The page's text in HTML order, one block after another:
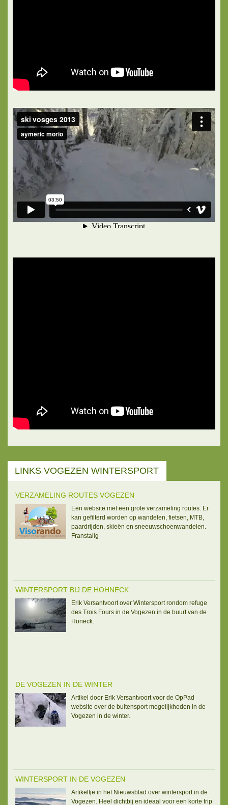
LINKS VOGEZEN WINTERSPORT
VERZAMELING ROUTES VOGEZEN
Een website met een grote verzameling routes. Er
kan gefilterd worden op wandelen, fietsen, MTB,
paardrijden, skieën en sneeuwschoenwandelen.
Franstalig
WINTERSPORT BIJ DE HOHNECK
Erik Versantvoort over Wintersport rondom refuge
des Trois Fours in de Vogezen in de buurt van de
Honeck.
DE VOGEZEN IN DE WINTER
Artikel door Erik Versantvoort voor de OpPad
website over de buitensport mogelijkheden in de
Vogezen in de winter.
WINTERSPORT IN DE VOGEZEN
Artikeltje in het Nieuwsblad over wintersport in de
Vogezen. Heel dichtbij en ideaal voor een korte trip